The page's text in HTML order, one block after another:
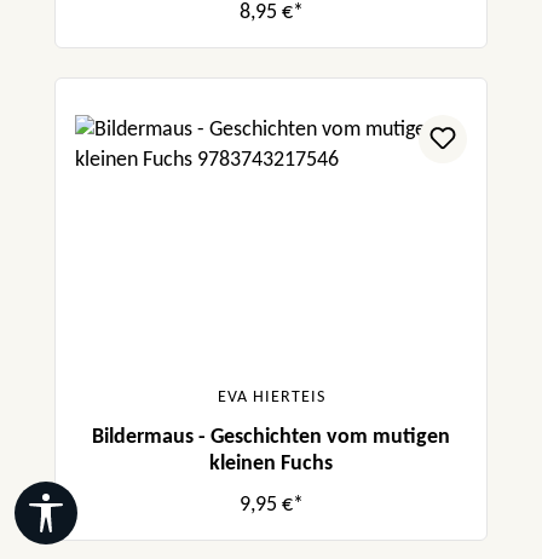
8,95 €*
EVA HIERTEIS
Bildermaus - Geschichten vom mutigen
kleinen Fuchs
9,95 €*
Werkzeugleiste anzeigen